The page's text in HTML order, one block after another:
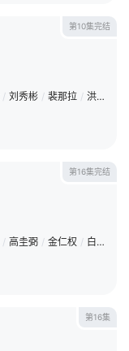
第10集完结
/ 刘秀彬 / 裴那拉 / 洪华妍
第16集完结
/ 高圭弼 / 金仁权 / 白叙厚
第16集